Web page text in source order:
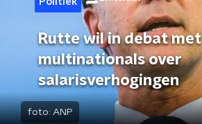
Rutte wil in debat met
multinationals over
salarisverhogingen
foto: ANP